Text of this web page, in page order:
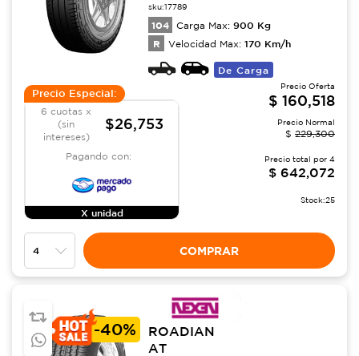
sku:17789
104 Carga Max: 900 Kg
R Velocidad Max: 170 Km/h
De Carga
Precio Especial:
6 cuotas x
(sin
intereses)
$26,753
Pagando con:
X unidad
Precio Oferta
$ 160,518
Precio Normal
$ 229,300
Precio total por 4
$ 642,072
Stock:25
COMPRAR
-40%
ROADIAN
AT